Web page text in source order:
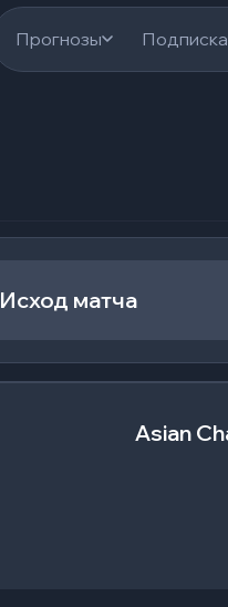
Прогнозы Подписка
Исход матча
Asian